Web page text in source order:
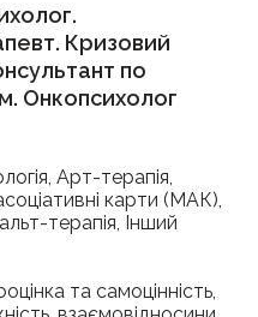
Кризовий
по
Онкопсихолог
карти (МАК),
терапія, Інший